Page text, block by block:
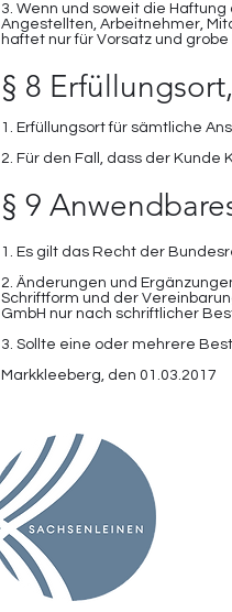
3. Wenn und soweit die
Angestellten, Arbeitnehmer,
haftet nur für Vorsatz und
§ 8
1. Erfüllungsort für sämtliche
2. Für den Fall, dass der Kunde
§ 9
1. Es gilt das Recht der
2. Änderungen und
Schriftform und der
GmbH nur nach schriftlicher
3. Sollte eine oder mehrere
Markkleeberg, den 01.03.2017